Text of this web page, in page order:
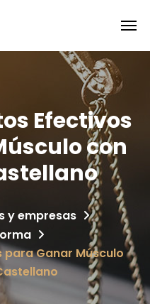
Efectivos
con
y empresas
Ganar Músculo